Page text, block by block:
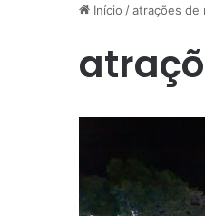
Início /atrações de